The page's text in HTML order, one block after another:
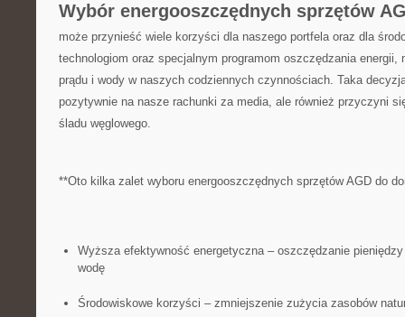
Wybór ⁢energooszczędnych sprzętów
może przynieść wiele ‍korzyści dla naszego portfela oraz dla
⁢technologiom oraz specjalnym programom oszczędzania
prądu i⁢ wody w naszych ⁣codziennych czynnościach. Taka
pozytywnie na nasze rachunki za media, ale również przyczyni
śladu węglowego.
**Oto kilka zalet wyboru‍ energooszczędnych ⁢sprzętów AGD do
Wyższa efektywność energetyczna – oszczędzanie
wodę
Środowiskowe korzyści – zmniejszenie zużycia zasobów